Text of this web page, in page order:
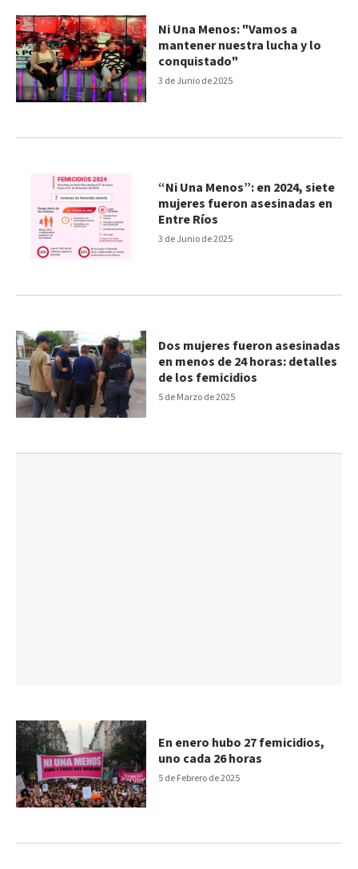
3 de Junio de 2025
Ni Una Menos: "Vamos a
mantener nuestra lucha y lo
conquistado"
3 de Junio de 2025
“Ni Una Menos”: en 2024, siete
mujeres fueron asesinadas en
Entre Ríos
5 de Marzo de 2025
Dos mujeres fueron asesinadas
en menos de 24 horas: detalles
de los femicidios
5 de Febrero de 2025
En enero hubo 27 femicidios,
uno cada 26 horas